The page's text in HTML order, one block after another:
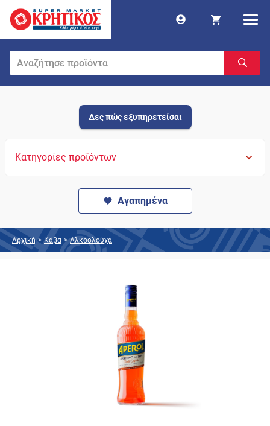
Δες πώς εξυπηρετείσαι
Κατηγορίες προϊόντων
Αγαπημένα
Αρχική > Κάβα > Αλκοολούχα